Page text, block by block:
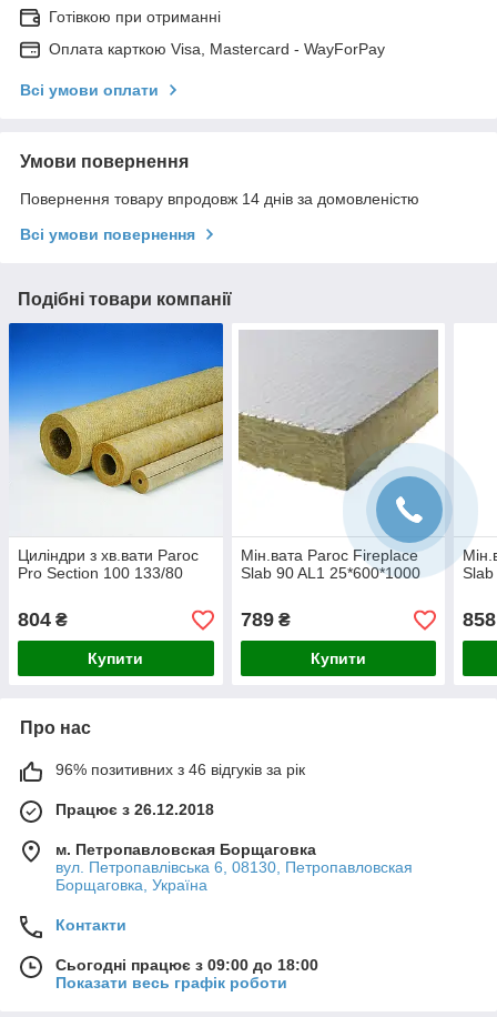
Готівкою при отриманні
Оплата карткою Visa, Mastercard - WayForPay
Всі умови оплати
Умови повернення
Повернення товару впродовж 14 днів за домовленістю
Всі умови повернення
Подібні товари компанії
Циліндри з хв.вати Paroc
Pro Section 100 133/80
804 ₴
Купити
Мін.вата Paroc Fireplace
Slab 90 AL1 25*600*1000
789₴
Купити
Про нас
96% позитивних з 46 відгуків за рік
Працює з 26.12.2018
м. Петропавловская Борщаговка
вул. Петропавлівська 6, 08130, Петропавловская
Борщаговка, Україна
Контакти
Сьогодні працює з 09:00 до 18:00
Показати весь графік роботи